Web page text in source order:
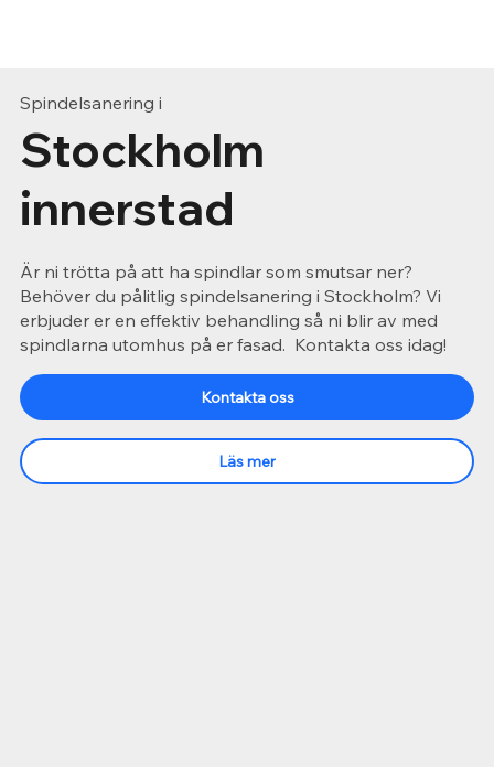
Är ni trötta på att ha spindlar som smutsar ner?
Behöver du pålitlig spindelsanering i Stockholm? Vi
erbjuder er en effektiv behandling så ni blir av med
spindlarna utomhus på er fasad. Kontakta oss idag!
Stockholm
innerstad
Spindelsanering i
Kontakta oss
Läs mer